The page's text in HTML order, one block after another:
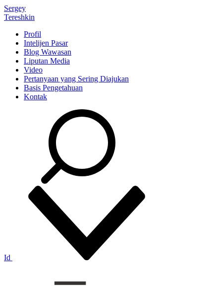
Sergey
Tereshkin
Profil
Intelijen Pasar
Blog Wawasan
Liputan Media
Video
Pertanyaan yang Sering Diajukan
Basis Pengetahuan
Kontak
Id